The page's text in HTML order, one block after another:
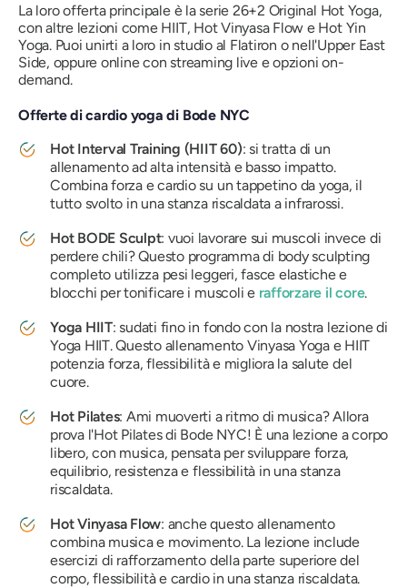
La loro offerta principale è la serie 26+2 Original Hot Yoga,
con altre lezioni come HIIT, Hot Vinyasa Flow e Hot Yin
Yoga. Puoi unirti a loro in studio al Flatiron o nell'Upper East
Side, oppure online con streaming live e opzioni on-
demand.
Offerte di cardio yoga di Bode NYC
Hot Interval Training (HIIT 60): si tratta di un
allenamento ad alta intensità e basso impatto.
Combina forza e cardio su un tappetino da yoga, il
tutto svolto in una stanza riscaldata a infrarossi.
Hot BODE Sculpt: vuoi lavorare sui muscoli invece di
perdere chili? Questo programma di body sculpting
completo utilizza pesi leggeri, fasce elastiche e
blocchi per tonificare i muscoli e rafforzare il core.
Yoga HIIT: sudati fino in fondo con la nostra lezione di
Yoga HIIT. Questo allenamento Vinyasa Yoga e HIIT
potenzia forza, flessibilità e migliora la salute del
cuore.
Hot Pilates: Ami muoverti a ritmo di musica? Allora
prova l'Hot Pilates di Bode NYC! È una lezione a corpo
libero, con musica, pensata per sviluppare forza,
equilibrio, resistenza e flessibilità in una stanza
riscaldata.
Hot Vinyasa Flow: anche questo allenamento
combina musica e movimento. La lezione include
esercizi di rafforzamento della parte superiore del
corpo, flessibilità e cardio in una stanza riscaldata.